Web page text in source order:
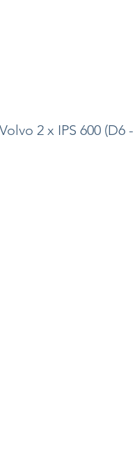
2 x IPS 600 (D6